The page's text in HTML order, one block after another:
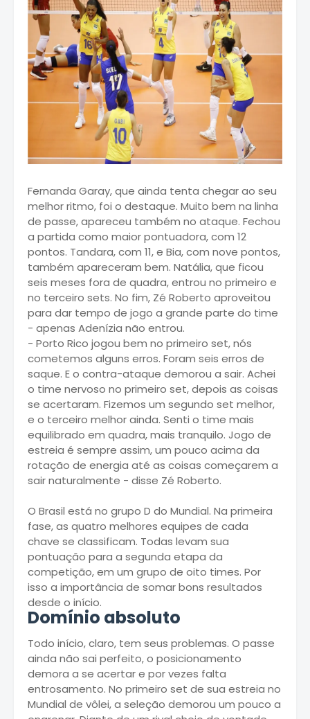
Fernanda Garay, que ainda tenta chegar ao seu
melhor ritmo, foi o destaque. Muito bem na linha
de passe, apareceu também no ataque. Fechou
a partida como maior pontuadora, com 12
pontos. Tandara, com 11, e Bia, com nove pontos,
também apareceram bem. Natália, que ficou
seis meses fora de quadra, entrou no primeiro e
no terceiro sets. No fim, Zé Roberto aproveitou
para dar tempo de jogo a grande parte do time
- apenas Adenízia não entrou.
- Porto Rico jogou bem no primeiro set, nós
cometemos alguns erros. Foram seis erros de
saque. E o contra-ataque demorou a sair. Achei
o time nervoso no primeiro set, depois as coisas
se acertaram. Fizemos um segundo set melhor,
e o terceiro melhor ainda. Senti o time mais
equilibrado em quadra, mais tranquilo. Jogo de
estreia é sempre assim, um pouco acima da
rotação de energia até as coisas começarem a
sair naturalmente - disse Zé Roberto.
O Brasil está no grupo D do Mundial. Na primeira
fase, as quatro melhores equipes de cada
chave se classificam. Todas levam sua
pontuação para a segunda etapa da
competição, em um grupo de oito times. Por
isso a importância de somar bons resultados
desde o início.
Domínio absoluto
Todo início, claro, tem seus problemas. O passe
ainda não sai perfeito, o posicionamento
demora a se acertar e por vezes falta
entrosamento. No primeiro set de sua estreia no
Mundial de vôlei, a seleção demorou um pouco a